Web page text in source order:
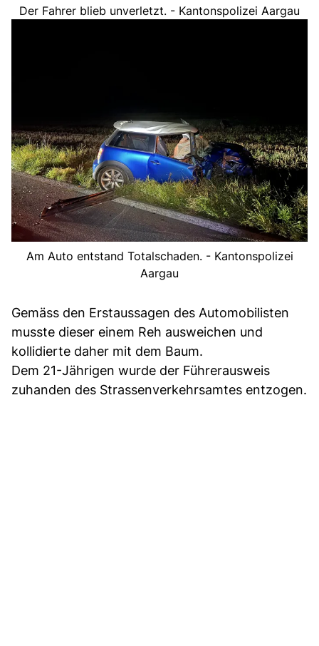
Der Fahrer blieb unverletzt. - Kantonspolizei Aargau
Am Auto entstand Totalschaden. - Kantonspolizei
Aargau
Gemäss den Erstaussagen des Automobilisten
musste dieser einem Reh ausweichen und
kollidierte daher mit dem Baum.
Dem 21-Jährigen wurde der Führerausweis
zuhanden des Strassenverkehrsamtes entzogen.